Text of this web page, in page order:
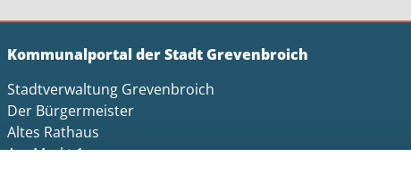
Kommunalportal der Stadt Grevenbroich
Stadtverwaltung Grevenbroich
Der Bürgermeister
Altes Rathaus
Am Markt 1